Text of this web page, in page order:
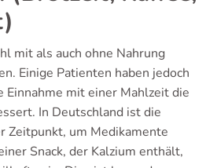
mit als auch ohne Nahrung
Einige Patienten haben jedoch
mit einer Mahlzeit die
In Deutschland ist die
Zeitpunkt, um Medikamente
Snack, der Kalzium enthält,